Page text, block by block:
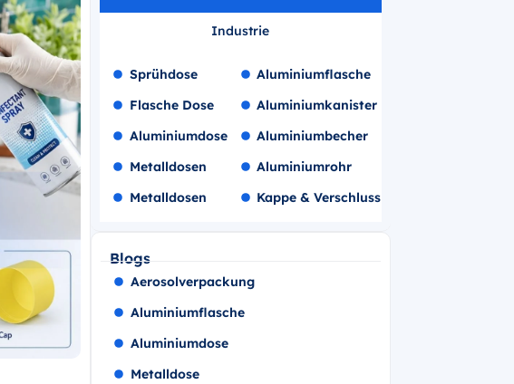
Industrie
Sprühdose
Flasche Dose
Aluminiumdose
Metalldosen
Metalldosen
Aluminiumflasche
Aluminiumkanister
Aluminiumbecher
Aluminiumrohr
Kappe & Verschluss
Blogs
Aerosolverpackung
Aluminiumflasche
Aluminiumdose
Metalldose